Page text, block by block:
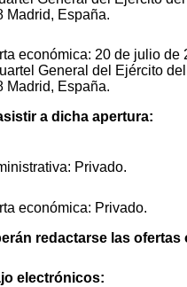
Madrid, España.
económica: 20 de julio
General del Ejército
Madrid, España.
a dicha apertura:
Privado.
económica: Privado.
redactarse las
electrónicos: